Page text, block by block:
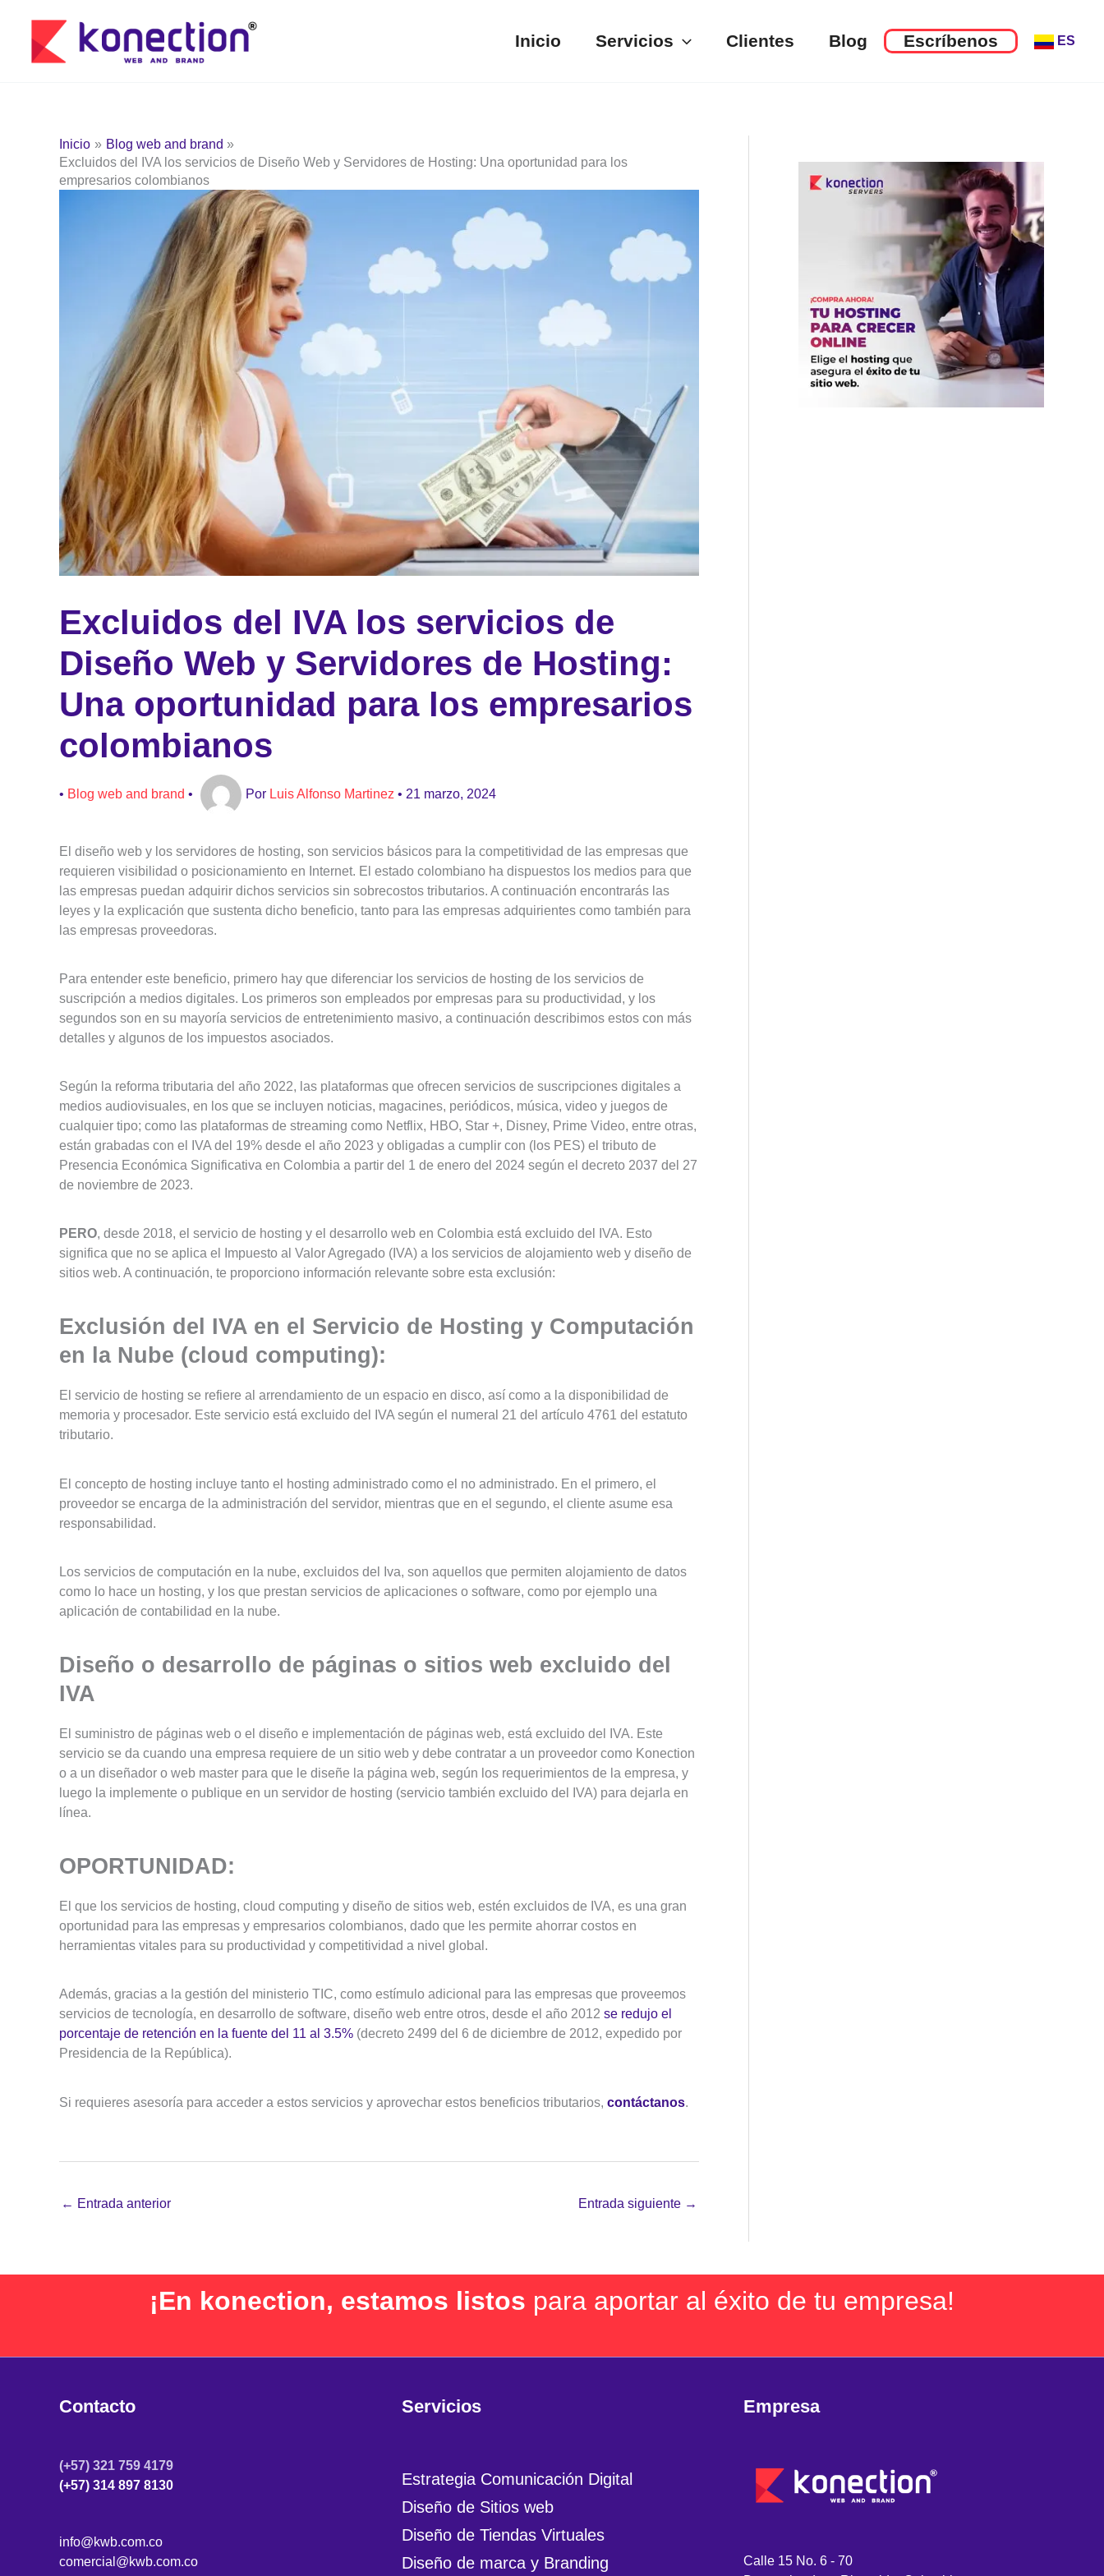
contenido
Inicio Servicios Clientes Blog Escríbenos ES
Inicio
Blog web and brand
Excluidos del IVA los servicios de Diseño Web y Servidores de Hosting: Una oportunidad para los
empresarios colombianos
Excluidos del IVA los servicios de
Diseño Web y Servidores de Hosting:
Una oportunidad para los empresarios
colombianos
• Blog web and brand • Por Luis Alfonso Martinez • 21 marzo, 2024
El diseño web y los servidores de hosting, son servicios básicos para la competitividad de las empresas que
requieren visibilidad o posicionamiento en Internet. El estado colombiano ha dispuestos los medios para que
las empresas puedan adquirir dichos servicios sin sobrecostos tributarios. A continuación encontrarás las
leyes y la explicación que sustenta dicho beneficio, tanto para las empresas adquirientes como también para
las empresas proveedoras.
Para entender este beneficio, primero hay que diferenciar los servicios de hosting de los servicios de
suscripción a medios digitales. Los primeros son empleados por empresas para su productividad, y los
segundos son en su mayoría servicios de entretenimiento masivo, a continuación describimos estos con más
detalles y algunos de los impuestos asociados.
Según la reforma tributaria del año 2022, las plataformas que ofrecen servicios de suscripciones digitales a
medios audiovisuales, en los que se incluyen noticias, magacines, periódicos, música, video y juegos de
cualquier tipo; como las plataformas de streaming como Netflix, HBO, Star +, Disney, Prime Video, entre otras,
están grabadas con el IVA del 19% desde el año 2023 y obligadas a cumplir con (los PES) el tributo de
Presencia Económica Significativa en Colombia a partir del 1 de enero del 2024 según el decreto 2037 del 27
de noviembre de 2023.
PERO, desde 2018, el servicio de hosting y el desarrollo web en Colombia está excluido del IVA. Esto
significa que no se aplica el Impuesto al Valor Agregado (IVA) a los servicios de alojamiento web y diseño de
sitios web. A continuación, te proporciono información relevante sobre esta exclusión:
Exclusión del IVA en el Servicio de Hosting y Computación
en la Nube (cloud computing):
El servicio de hosting se refiere al arrendamiento de un espacio en disco, así como a la disponibilidad de
memoria y procesador. Este servicio está excluido del IVA según el numeral 21 del artículo 4761 del estatuto
tributario.
El concepto de hosting incluye tanto el hosting administrado como el no administrado. En el primero, el
proveedor se encarga de la administración del servidor, mientras que en el segundo, el cliente asume esa
responsabilidad.
Los servicios de computación en la nube, excluidos del Iva, son aquellos que permiten alojamiento de datos
como lo hace un hosting, y los que prestan servicios de aplicaciones o software, como por ejemplo una
aplicación de contabilidad en la nube.
Diseño o desarrollo de páginas o sitios web excluido del
IVA
El suministro de páginas web o el diseño e implementación de páginas web, está excluido del IVA. Este
servicio se da cuando una empresa requiere de un sitio web y debe contratar a un proveedor como Konection
o a un diseñador o web master para que le diseñe la página web, según los requerimientos de la empresa, y
luego la implemente o publique en un servidor de hosting (servicio también excluido del IVA) para dejarla en
línea.
OPORTUNIDAD:
El que los servicios de hosting, cloud computing y diseño de sitios web, estén excluidos de IVA, es una gran
oportunidad para las empresas y empresarios colombianos, dado que les permite ahorrar costos en
herramientas vitales para su productividad y competitividad a nivel global.
Además, gracias a la gestión del ministerio TIC, como estímulo adicional para las empresas que proveemos
servicios de tecnología, en desarrollo de software, diseño web entre otros, desde el año 2012 se redujo el
porcentaje de retención en la fuente del 11 al 3.5% (decreto 2499 del 6 de diciembre de 2012, expedido por
Presidencia de la República).
Si requieres asesoría para acceder a estos servicios y aprovechar estos beneficios tributarios, contáctanos.
← Entrada anterior Entrada siguiente →
¡En konection, estamos listos para aportar al éxito de tu empresa!
Contacto
(+57) 321 759 4179
(+57) 314 897 8130
info@kwb.com.co
comercial@kwb.com.co
Servicios
Estrategia Comunicación Digital
Diseño de Sitios web
Diseño de Tiendas Virtuales
Diseño de marca y Branding
Empresa
Calle 15 No. 6 - 70